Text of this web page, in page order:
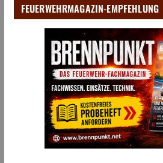
FEUERWEHRMAGAZIN-EMPFEHLUNG